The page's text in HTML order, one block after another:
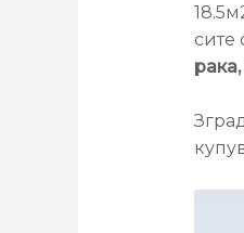
сите